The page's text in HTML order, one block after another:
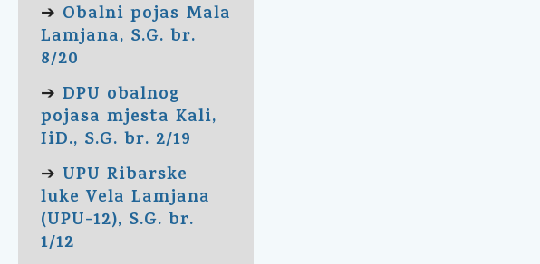
➔ Obalni pojas Mala
Lamjana, S.G. br.
8/20
➔ DPU obalnog
pojasa mjesta Kali,
IiD., S.G. br. 2/19
➔ UPU Ribarske
luke Vela Lamjana
(UPU-12), S.G. br.
1/12